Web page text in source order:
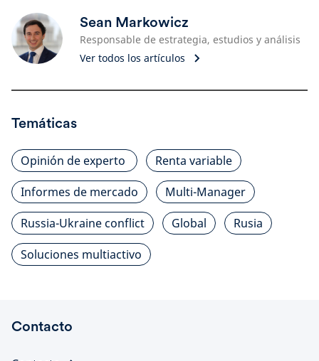
Sean Markowicz
Responsable de estrategia, estudios y análisis
Ver todos los artículos
Temáticas
Opinión de experto
Renta variable
Informes de mercado
Multi-Manager
Russia-Ukraine conflict
Global
Rusia
Soluciones multiactivo
Contacto